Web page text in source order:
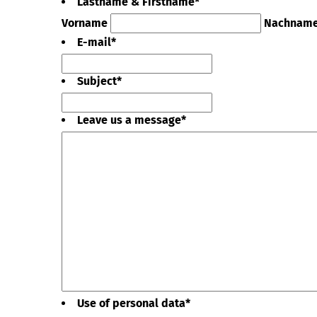
Vorname
E-mail*
Subject*
Leave us a message*
Use of personal data*